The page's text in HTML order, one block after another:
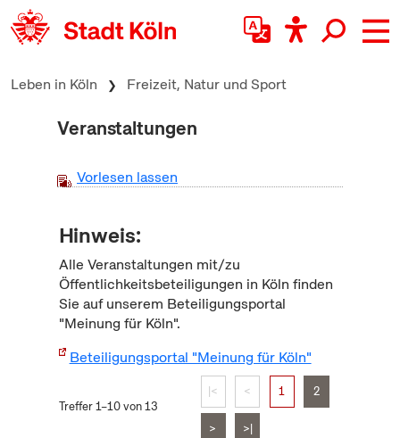
zum Inhalt springen
Leben in Köln Freizeit, Natur und Sport
Veranstaltungen
Vorlesen lassen
Hinweis:
Alle Veranstaltungen mit/zu
Öffentlichkeitsbeteiligungen in Köln finden
Sie auf unserem Beteiligungsportal
"Meinung für Köln".
Beteiligungsportal "Meinung für Köln"
Treffer 1–10 von 13
|< < 1 2
> >|